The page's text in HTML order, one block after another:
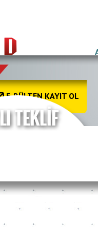
E-BÜLTEN KAYIT OL